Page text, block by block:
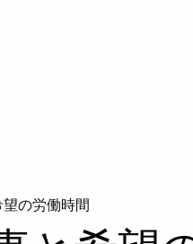
の労働時間